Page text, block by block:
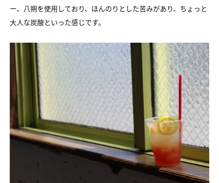
ー、八朔を使用しており、ほんのりとした苦みがあり、ちょっと
大人な炭酸といった感じです。